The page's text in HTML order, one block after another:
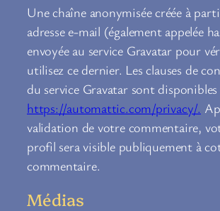
Une chaîne anonymisée créée à
adresse e-mail (également appelée
envoyée au service Gravatar pour
utilisez ce dernier. Les clauses de
du service Gravatar sont
https://automattic.com/privacy/.
validation de votre commentaire,
profil sera visible publiquement à
commentaire.
Médias